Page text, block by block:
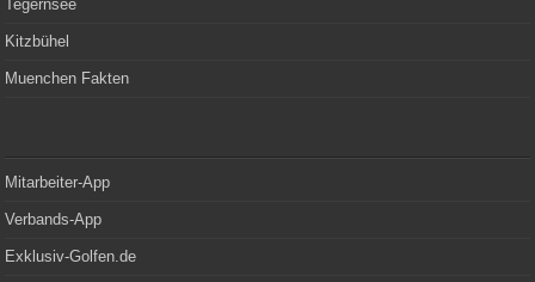
Tegernsee
Kitzbühel
Muenchen Fakten
Mitarbeiter-App
Verbands-App
Exklusiv-Golfen.de